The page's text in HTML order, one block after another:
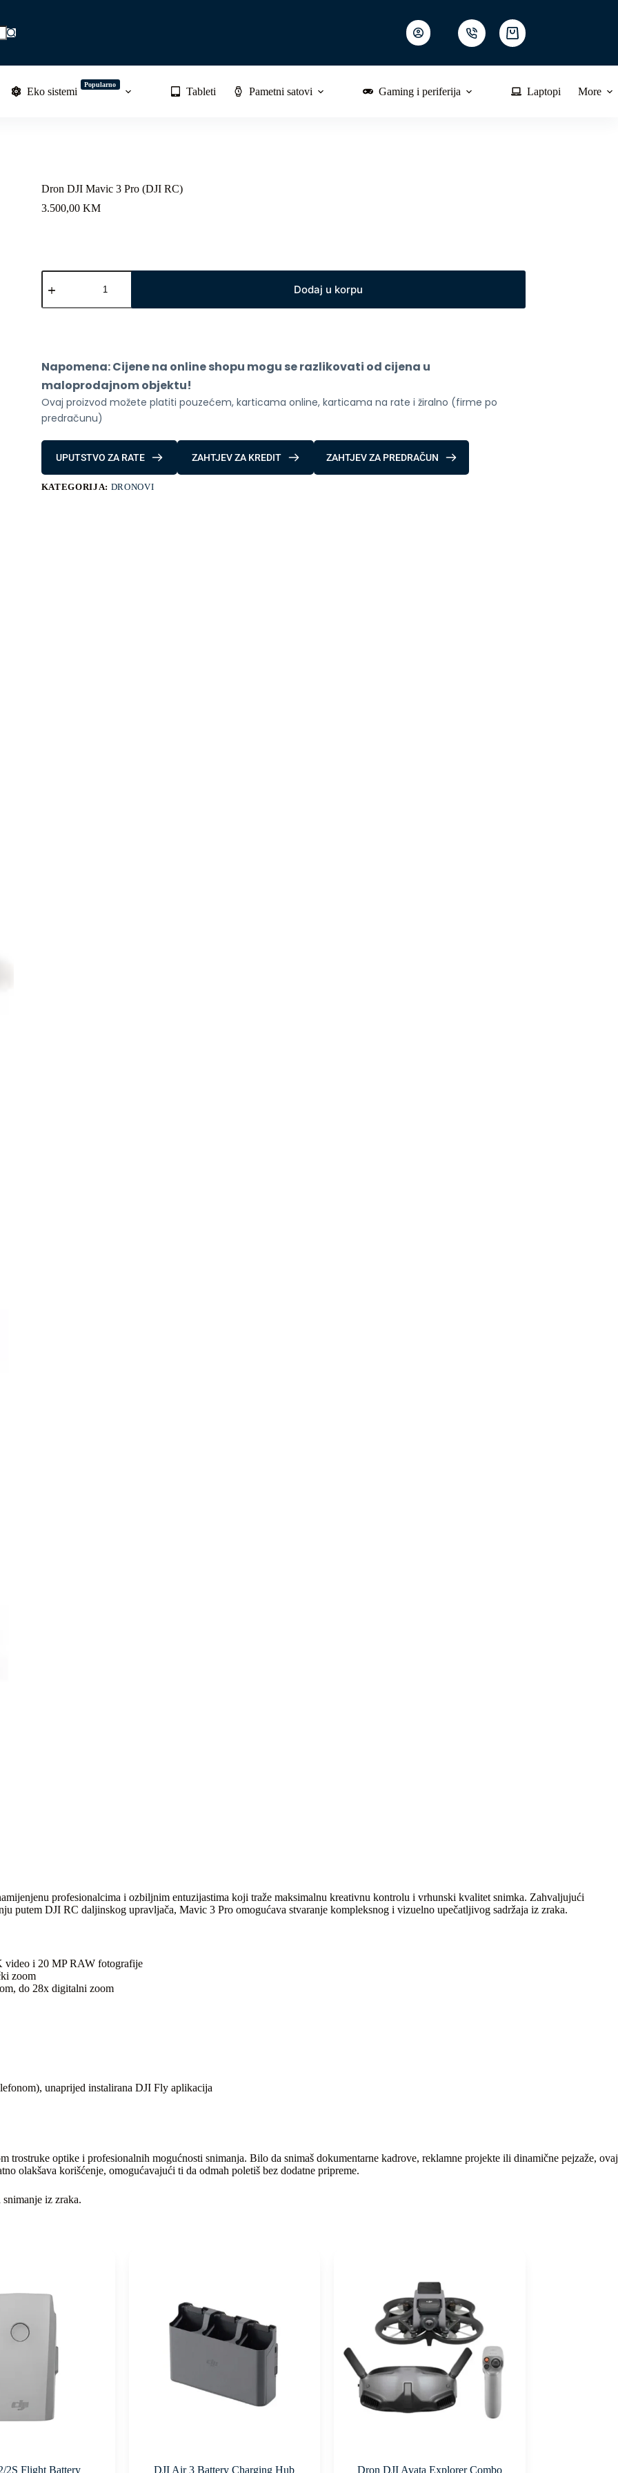
Shopping
cart
Eko sistemi
Popularno
Tableti Pametni satovi Gaming i periferija Laptopi More
Dron DJI Mavic 3 Pro (DJI RC)
3.500,00 KM
Dron
DJI
3
Dodaj u korpu
Napomena: Cijene na online shopu mogu se razlikovati od cijena u
maloprodajnom objektu!
Ovaj proizvod možete platiti pouzećem, karticama online, karticama na rate i žiralno (firme po
predračunu)
UPUTSTVO ZA RATE ZAHTJEV ZA KREDIT ZAHTJEV ZA PREDRAČUN
KATEGORIJA: DRONOVI
profesionalcima i ozbiljnim entuzijastima koji traže maksimalnu kreativnu kontrolu i vrhunski kvalitet snimka. Zahvaljujući
putem DJI RC daljinskog upravljača, Mavic 3 Pro omogućava stvaranje kompleksnog i vizuelno upečatljivog sadržaja iz zraka.
video i 20 MP RAW fotografije
zoom
do 28x digitalni zoom
unaprijed instalirana DJI Fly aplikacija
optike i profesionalnih mogućnosti snimanja. Bilo da snimaš dokumentarne kadrove, reklamne projekte ili dinamične pejzaže, ovaj
olakšava korišćenje, omogućavajući ti da odmah poletiš bez dodatne pripreme.
iz zraka.
2S Flight Battery DJI Air 3 Battery Charging Hub Dron DJI Avata Explorer Combo